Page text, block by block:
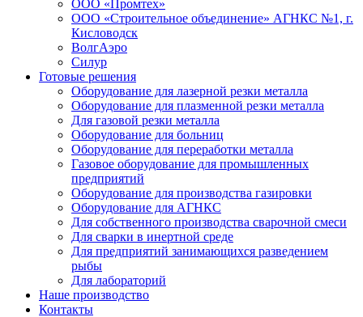
ООО «Промтех»
ООО «Строительное объединение» АГНКС №1, г.
Кисловодск
ВолгАэро
Силур
Готовые решения
Оборудование для лазерной резки металла
Оборудование для плазменной резки металла
Для газовой резки металла
Оборудование для больниц
Оборудование для переработки металла
Газовое оборудование для промышленных
предприятий
Оборудование для производства газировки
Оборудование для АГНКС
Для собственного производства сварочной смеси
Для сварки в инертной среде
Для предприятий занимающихся разведением
рыбы
Для лабораторий
Наше производство
Контакты